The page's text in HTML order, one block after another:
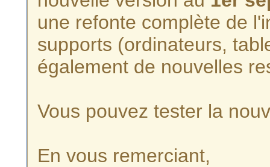
une refonte complète de
supports (ordinateurs,
également de nouvelles
Vous pouvez tester la
En vous remerciant,